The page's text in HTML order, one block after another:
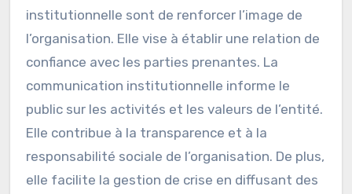
institutionnelle sont de renforcer l’image de
l’organisation. Elle vise à établir une relation de
confiance avec les parties prenantes. La
communication institutionnelle informe le
public sur les activités et les valeurs de l’entité.
Elle contribue à la transparence et à la
responsabilité sociale de l’organisation. De plus,
elle facilite la gestion de crise en diffusant des